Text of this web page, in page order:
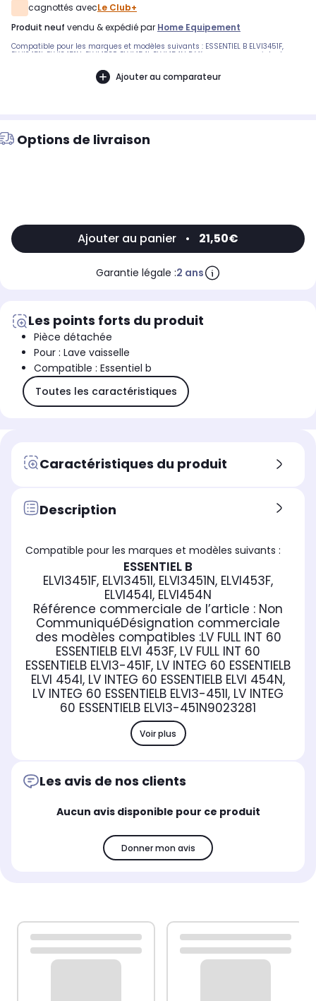
cagnottés avecLe Club+
produit neuf vendu & expédié par Home Equipement
Compatible pour les marques et modèles suivants : ESSENTIEL B ELVI3451F,
ELVI3451I, ELVI3451N, ELVI453F, ELVI454I, ELVI454N Référence commerciale de
compatibles :LV FULL INT 60 ESSENTIELB ELVI 453F, LV FULL INT 60 ESSENTIELB
ELVI3-451F, LV INTEG 60 ESSENTIELB ELVI 454I, LV INTEG 60 ESSENTIELB ELVI 454N,
Ajouter au comparateur
Options de livraison
Ajouter au panier • 21,50€
Garantie légale :2 ans
Les points forts du produit
Pièce détachée
Pour : Lave vaisselle
Compatible : Essentiel b
Toutes les caractéristiques
Caractéristiques du produit
Description
Compatible pour les marques et modèles suivants :
ESSENTIEL B
ELVI3451F, ELVI3451I, ELVI3451N, ELVI453F,
ELVI454I, ELVI454N
Référence commerciale de l’article : Non
CommuniquéDésignation commerciale
des modèles compatibles :LV FULL INT 60
ESSENTIELB ELVI 453F, LV FULL INT 60
ESSENTIELB ELVI3-451F, LV INTEG 60 ESSENTIELB
ELVI 454I, LV INTEG 60 ESSENTIELB ELVI 454N,
LV INTEG 60 ESSENTIELB ELVI3-451I, LV INTEG
60 ESSENTIELB ELVI3-451N9023281
Voir plus
Les avis de nos clients
Aucun avis disponible pour ce produit
Donner mon avis